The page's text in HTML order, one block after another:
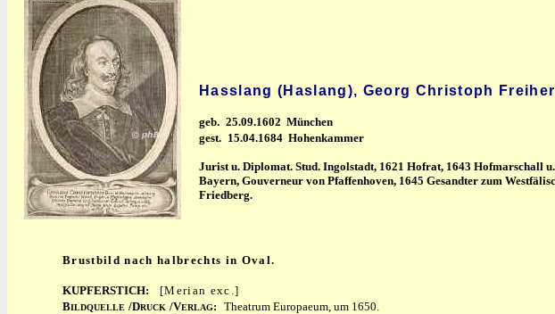
Hasslang (Haslang), Georg Christoph
geb. 25.09.1602 München
gest. 15.04.1684 Hohenkammer
Jurist u. Diplomat. Stud. Ingolstadt, 1621 Hofrat, 1643 Hofmarschall
Bayern, Gouverneur von Pfaffenhoven, 1645 Gesandter zum
Friedberg.
Brustbild nach halbrechts in Oval.
KUPFERSTICH:
[Merian exc.]
BILDQUELLE /DRUCK /VERLAG: Theatrum Europaeum, um 1650.